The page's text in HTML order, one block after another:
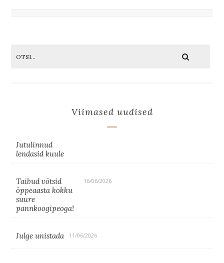
Viimased uudised
Jutulinnud
lendasid kuule
Taibud võtsid
õppeaasta kokku
suure
pannkoogipeoga!
16/06/2026
Julge unistada 11/06/2026